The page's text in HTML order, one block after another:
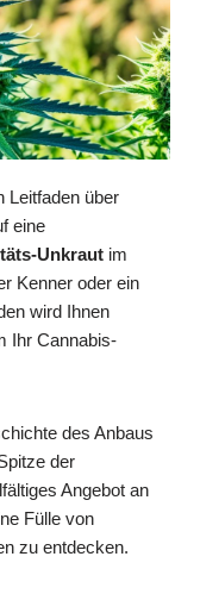
Leitfaden über
eine
Unkraut im
Kenner oder ein
wird Ihnen
Ihr Cannabis-
des Anbaus
der
Angebot an
Fülle von
zu entdecken.